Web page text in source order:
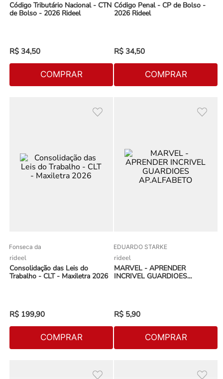
Código Tributário Nacional - CTN
de Bolso - 2026 Rideel
R$ 34,50
COMPRAR
Código Penal - CP de Bolso -
2026 Rideel
R$ 34,50
COMPRAR
Fonseca da
rideel
Consolidação das Leis do
Trabalho - CLT - Maxiletra 2026
R$ 199,90
COMPRAR
EDUARDO STARKE
rideel
MARVEL - APRENDER
INCRIVEL GUARDIOES
R$ 5,90
COMPRAR